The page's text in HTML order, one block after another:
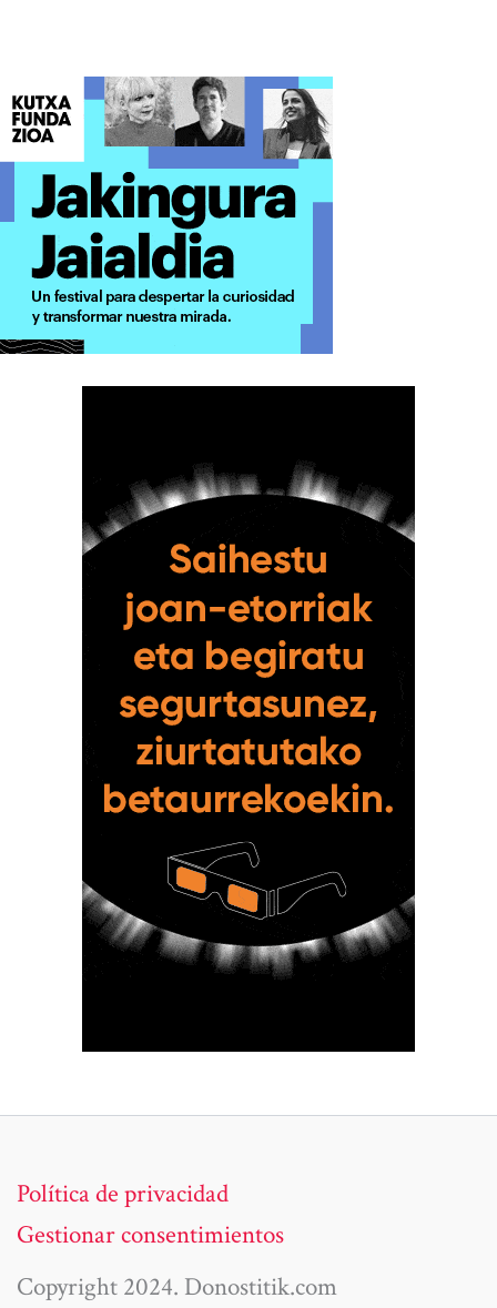
Política de privacidad
Gestionar consentimientos
Copyright 2024. Donostitik.com